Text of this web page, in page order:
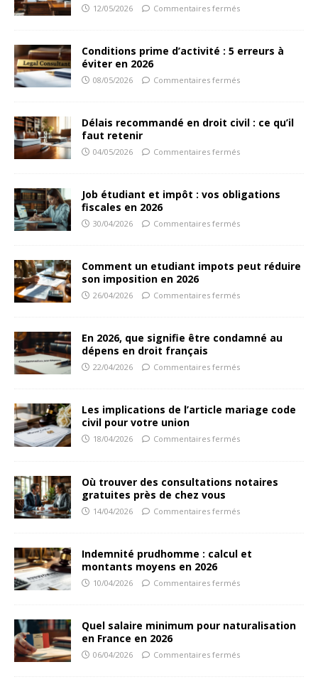
12/05/2026 Commentaires fermés
Conditions prime d’activité : 5 erreurs à
éviter en 2026
08/05/2026 Commentaires fermés
Délais recommandé en droit civil : ce qu’il
faut retenir
04/05/2026 Commentaires fermés
Job étudiant et impôt : vos obligations
fiscales en 2026
30/04/2026 Commentaires fermés
Comment un etudiant impots peut réduire
son imposition en 2026
26/04/2026 Commentaires fermés
En 2026, que signifie être condamné au
dépens en droit français
22/04/2026 Commentaires fermés
Les implications de l’article mariage code
civil pour votre union
18/04/2026 Commentaires fermés
Où trouver des consultations notaires
gratuites près de chez vous
14/04/2026 Commentaires fermés
Indemnité prudhomme : calcul et
montants moyens en 2026
10/04/2026 Commentaires fermés
Quel salaire minimum pour naturalisation
en France en 2026
06/04/2026 Commentaires fermés